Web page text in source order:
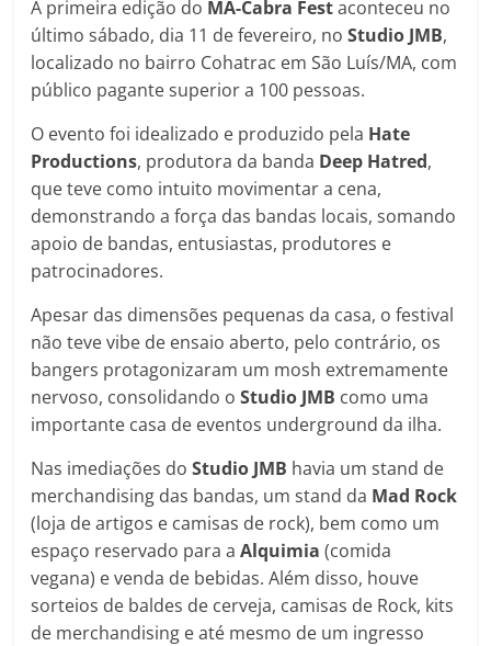
A primeira edição do MA-Cabra Festaconteceu no
último sábado, dia 11 de fevereiro, noStudio JMB,
localizado no bairro Cohatrac em São Luís/MA, com
público pagante superior a 100 pessoas.
O evento foi idealizado e produzido pela Hate
Productions, produtora da banda Deep Hatred,
que teve como intuito movimentar a cena,
demonstrando a força das bandas locais, somando
apoio de bandas, entusiastas, produtores e
patrocinadores.
Apesar das dimensões pequenas da casa, o festival
não teve vibe de ensaio aberto, pelo contrário, os
bangers protagonizaram um mosh extremamente
nervoso, consolidando oStudio JMB como uma
importante casa de eventos underground da ilha.
Nas imediações do Studio JMB havia um stand de
merchandising das bandas, um stand da Mad Rock
(loja de artigos e camisas de rock), bem como um
espaço reservado para aAlquimia (comida
vegana) e venda de bebidas. Além disso, houve
sorteios de baldes de cerveja, camisas de Rock, kits
de merchandising e até mesmo de um ingresso